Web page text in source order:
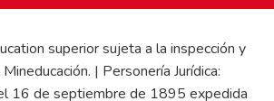
superior sujeta a la inspección y
| Personería Jurídica:
16 de septiembre de 1895 expedida